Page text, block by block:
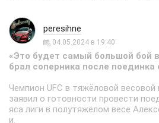
peresihne
04.05.2024 в 19:40
«Это будет самый большой бой
брал соперника после
Чемпион UFC в тяжёловой
заявил о готовности провести
яса лиги в полутяжёлом весе
и.